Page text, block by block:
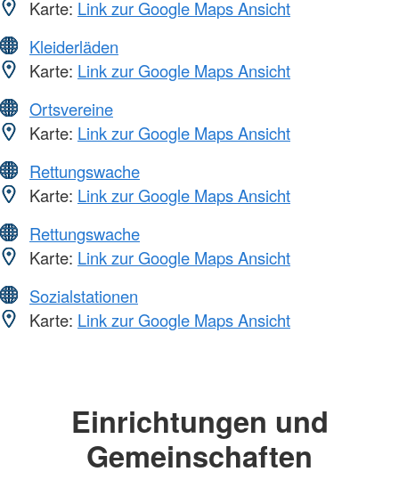
Karte: Link zur Google Maps Ansicht
Kleiderläden
Karte: Link zur Google Maps Ansicht
Ortsvereine
Karte: Link zur Google Maps Ansicht
Rettungswache
Karte: Link zur Google Maps Ansicht
Rettungswache
Karte: Link zur Google Maps Ansicht
Sozialstationen
Karte: Link zur Google Maps Ansicht
Einrichtungen und
Gemeinschaften